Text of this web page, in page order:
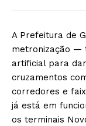
A Prefeitura de
metronização —
artificial para
cruzamentos
corredores e
já está em
os terminais